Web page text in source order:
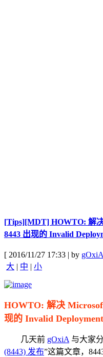
[Tips][MDT] HOWTO: 解
8443 出现的 Invalid
[ 2016/11/27 17:33 | by gOxiA
大 | 中 | 小
HOWTO: 解决
现的 Invalid
几天前 gOxiA与大家
(8443) 发布”这篇文章，